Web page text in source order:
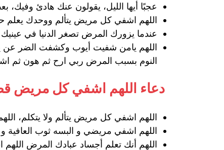
عجبًا أيها الليل، يقولون عنك هادئ
اللهم اشفي كل مريض يتألم ووحدك يعلم
عندما يزورك المرض تصغر الدنيا في
اللهم يامن شفيت أيوب وكشفت الضر عن
النوم بسبب المرض ربي ارح ثم هون ثم
دعاء اللهم اشفي كل مريض
اللهم اشفي كل مريض يتألم ولا يتكلم،
اللهم اشفي مريضي و البسه ثوب
اللهم أنك تعلم أجساد عبادك المرض